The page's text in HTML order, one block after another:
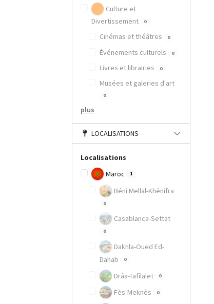
Culture et
Divertissement
0
Cinémas et théâtres 0
Événements culturels 0
Livres et librairies 0
Musées et galeries d'art
0
plus
LOCALISATIONS
Localisations
Maroc
1
Béni Mellal-Khénifra
0
Casablanca-Settat
0
Dakhla-Oued Ed-
Dahab
0
Drâa-Tafilalet 0
Fès-Meknès 0